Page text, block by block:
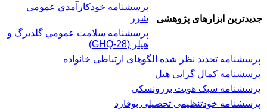
جدیدترین ابزارهای پژوهشی
پرسشنامه خودكارآمدي عمومي
شرر
پرسشنامه سلامت عمومي گلدبرگ و
هیلر (GHQ-28)
پرسشنامه تجدید نظر شده الگوهای ارتباطی خانواده
پرسشنامه کمال گرایی هیل
پرسشنامه سبک هویت برزونسکی
پرسشنامه خودتنظیمی تحصیلی بوفارد